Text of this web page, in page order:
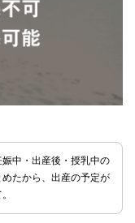
中・出産後・授乳中の
たから、出産の予定が